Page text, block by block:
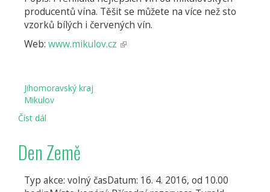
producentů vína. Těšit se můžete na více než sto
vzorků bílých i červených vín.
Web: www.mikulov.cz (odkaz
Jihomoravský kraj
Mikulov
Číst dál
Den Země
Typ akce: volný časDatum: 16. 4. 2016, od 10.00